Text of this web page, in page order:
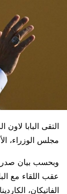
التقى البابا
مجلس الوزراء،
وبحسب بيان صدر
عقب اللقاء مع
الفاتيكان،